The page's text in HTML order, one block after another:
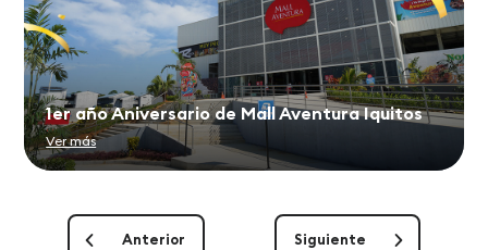
1er año Aniversario de Mall Aventura Iquitos
Ver más
Anterior Siguiente